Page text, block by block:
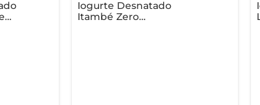
Iogurte Desnatado
Itambé Zero